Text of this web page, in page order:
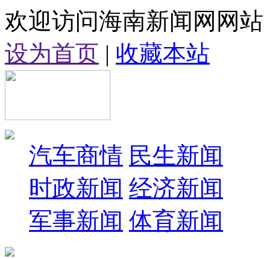
欢迎访问海南新闻网网站
设为首页 | 收藏本站
汽车商情 民生新闻
时政新闻 经济新闻
军事新闻 体育新闻